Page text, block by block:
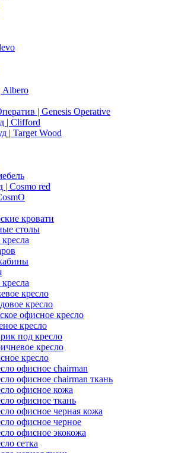
Albero
| Genesis Operative
| Clifford
| Target Wood
| Cosmo red
кровати
столы
кресло
кресло
офисное кресло
кресло
под кресло
кресло
кресло
офисное chairman
офисное chairman ткань
офисное кожа
офисное ткань
офисное черная кожа
офисное черное
офисное экокожа
сетка